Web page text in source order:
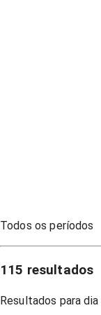
Todos os períodos
115 resultados
Resultados para dia